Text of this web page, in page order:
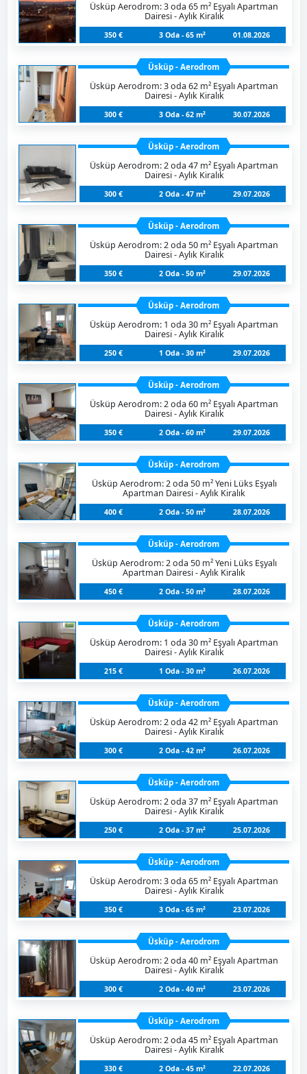
Üsküp Aerodrom: 3 oda 65 m² Eşyalı Apartman
Dairesi - Aylık Kiralık
350 € 3 Oda - 65 m² 01.08.2026
Üsküp - Aerodrom
Üsküp Aerodrom: 3 oda 62 m² Eşyalı Apartman
Dairesi - Aylık Kiralık
300 € 3 Oda - 62 m² 30.07.2026
Üsküp - Aerodrom
Üsküp Aerodrom: 2 oda 47 m² Eşyalı Apartman
Dairesi - Aylık Kiralık
300 € 2 Oda - 47 m² 29.07.2026
Üsküp - Aerodrom
Üsküp Aerodrom: 2 oda 50 m² Eşyalı Apartman
Dairesi - Aylık Kiralık
350 € 2 Oda - 50 m² 29.07.2026
Üsküp - Aerodrom
Üsküp Aerodrom: 1 oda 30 m² Eşyalı Apartman
Dairesi - Aylık Kiralık
250 € 1 Oda - 30 m² 29.07.2026
Üsküp - Aerodrom
Üsküp Aerodrom: 2 oda 60 m² Eşyalı Apartman
Dairesi - Aylık Kiralık
350 € 2 Oda - 60 m² 29.07.2026
Üsküp - Aerodrom
Üsküp Aerodrom: 2 oda 50 m² Yeni Lüks Eşyalı
Apartman Dairesi - Aylık Kiralık
400 € 2 Oda - 50 m² 28.07.2026
Üsküp - Aerodrom
Üsküp Aerodrom: 2 oda 50 m² Yeni Lüks Eşyalı
Apartman Dairesi - Aylık Kiralık
450 € 2 Oda - 50 m² 28.07.2026
Üsküp - Aerodrom
Üsküp Aerodrom: 1 oda 30 m² Eşyalı Apartman
Dairesi - Aylık Kiralık
215 € 1 Oda - 30 m² 26.07.2026
Üsküp - Aerodrom
Üsküp Aerodrom: 2 oda 42 m² Eşyalı Apartman
Dairesi - Aylık Kiralık
300 € 2 Oda - 42 m² 26.07.2026
Üsküp - Aerodrom
Üsküp Aerodrom: 2 oda 37 m² Eşyalı Apartman
Dairesi - Aylık Kiralık
250 € 2 Oda - 37 m² 25.07.2026
Üsküp - Aerodrom
Üsküp Aerodrom: 3 oda 65 m² Eşyalı Apartman
Dairesi - Aylık Kiralık
350 € 3 Oda - 65 m² 23.07.2026
Üsküp - Aerodrom
Üsküp Aerodrom: 2 oda 40 m² Eşyalı Apartman
Dairesi - Aylık Kiralık
300 € 2 Oda - 40 m² 23.07.2026
Üsküp - Aerodrom
Üsküp Aerodrom: 2 oda 45 m² Eşyalı Apartman
Dairesi - Aylık Kiralık
330 € 2 Oda - 45 m² 22.07.2026